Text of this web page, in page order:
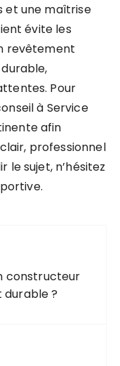
et une maîtrise
évite les
revêtement
Pour
à Service
afin
professionnel
le sujet, n’hésitez
constructeur
?